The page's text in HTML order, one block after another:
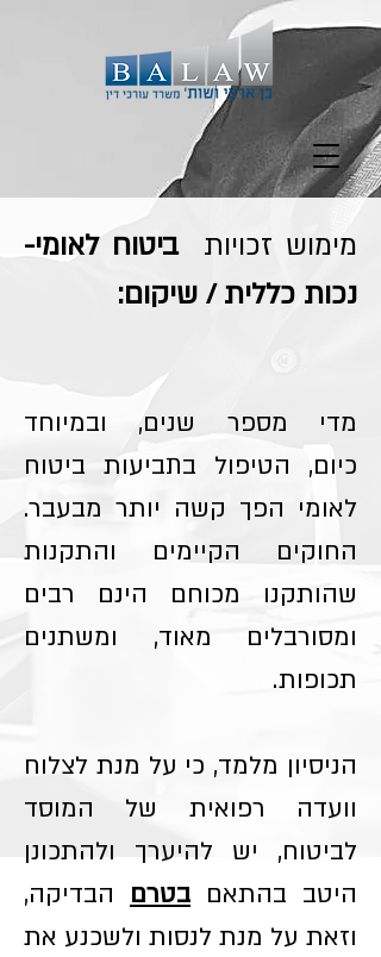
מימוש זכויותביטוח לאומי-
נכות כללית / שיקום:
מדי מספר שנים, ובמיוחד
כיום, הטיפול בתביעות ביטוח
לאומי הפך קשה יותר מבעבר.
החוקים הקיימים והתקנות
שהותקנו מכוחם הינם רבים
ומסורבלים מאוד, ומשתנים
תכופות.
הניסיון מלמד, כי על מנת לצלוח
וועדה רפואית של המוסד
לביטוח, יש להיערך ולהתכונן
היטב בהתאם בטרם הבדיקה,
וזאת על מנת לנסות ולשכנע את